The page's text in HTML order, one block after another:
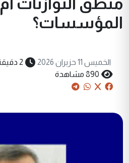
المؤسسات؟
الخميس 11 حزيران 2026 2 دقيقة قراءة
890 مشاهدة